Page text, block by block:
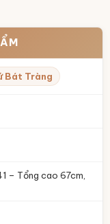
Bát Tràng
– Tổng cao 67cm,